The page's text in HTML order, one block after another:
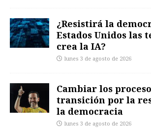
¿Resistirá la
Estados Unidos las
crea la IA?
lunes 3 de agosto de 2026
Cambiar los
transición por la
la democracia
lunes 3 de agosto de 2026